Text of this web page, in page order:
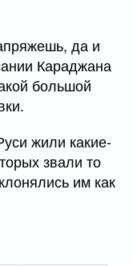
да и
Караджана
большой
жили какие-
звали то
им как